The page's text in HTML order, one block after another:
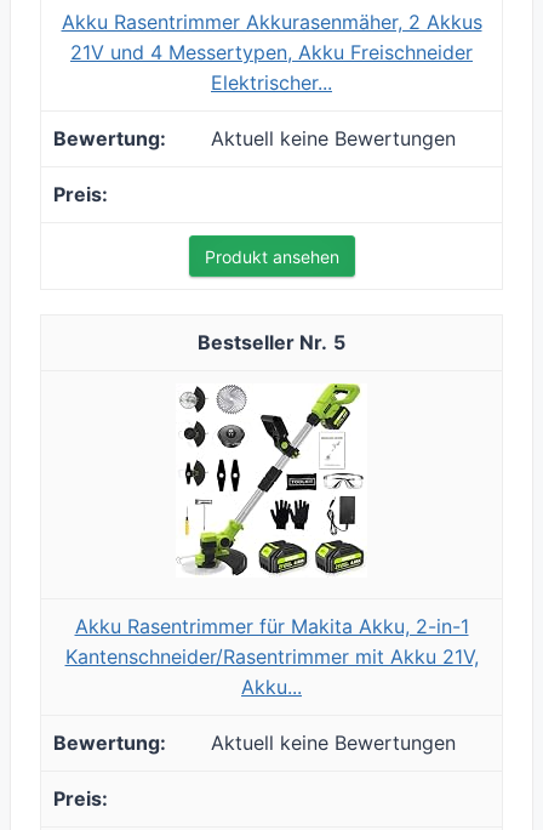
Akku Rasentrimmer Akkurasenmäher, 2 Akkus
21V und 4 Messertypen, Akku Freischneider
Elektrischer...
Aktuell keine Bewertungen
Produkt ansehen
5
Akku Rasentrimmer für Makita Akku, 2-in-1
Kantenschneider/Rasentrimmer mit Akku 21V,
Akku...
Aktuell keine Bewertungen